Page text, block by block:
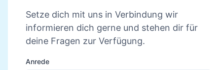
Setze dich mit uns in Verbindung wir
informieren dich gerne und stehen dir für
deine Fragen zur Verfügung.
Anrede